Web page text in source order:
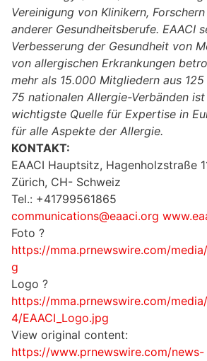
Vereinigung von Klinikern,
anderer Gesundheitsberufe. EAACI
Verbesserung der Gesundheit von
von allergischen Erkrankungen
mehr als 15.000 Mitgliedern aus
75 nationalen Allergie-Verbänden
wichtigste Quelle für Expertise in
für alle Aspekte der Allergie.
KONTAKT:
EAACI Hauptsitz, Hagenholzstraße
Zürich, CH- Schweiz
Tel.: +41799561865
communications@eaaci.org
Foto ?
https://mma.prnewswire.com/
g
Logo ?
https://mma.prnewswire.com/
4/EAACI_Logo.jpg
View original content:
https://www.prnewswire.com/news-